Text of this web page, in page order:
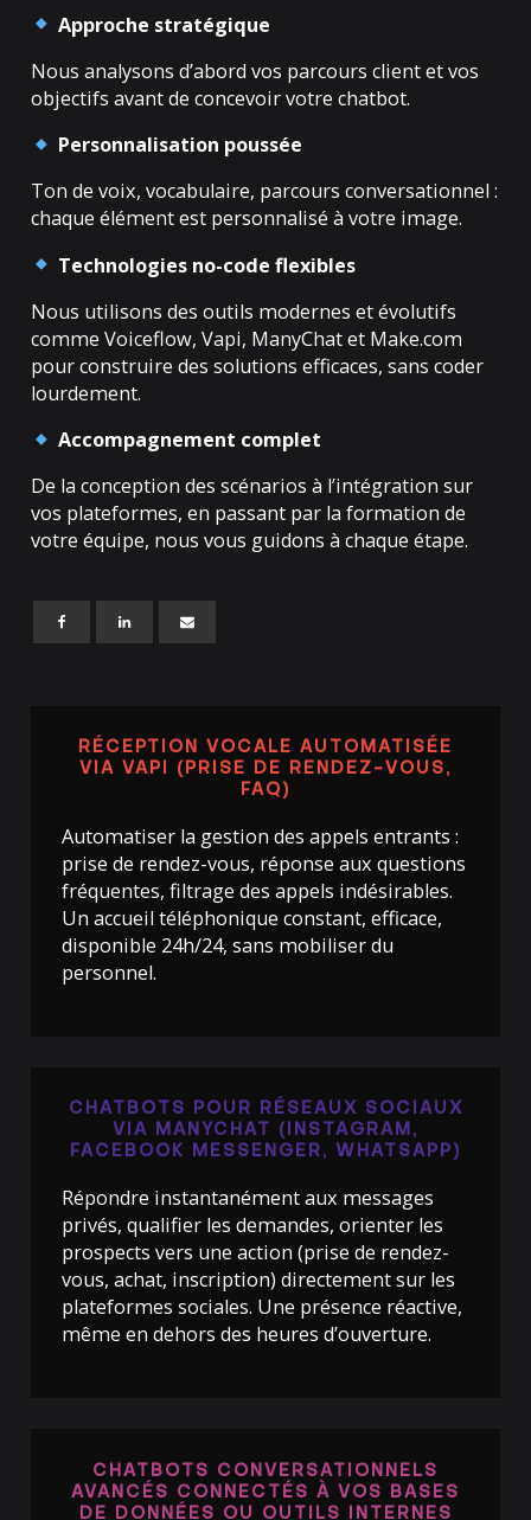
Approche stratégique
Nous analysons d’abord vos parcours client et vos
objectifs avant de concevoir votre chatbot.
Personnalisation poussée
Ton de voix, vocabulaire, parcours conversationnel :
chaque élément est personnalisé à votre image.
Technologies no-code flexibles
Nous utilisons des outils modernes et évolutifs
comme Voiceflow, Vapi, ManyChat et Make.com
pour construire des solutions efficaces, sans coder
lourdement.
Accompagnement complet
De la conception des scénarios à l’intégration sur
vos plateformes, en passant par la formation de
votre équipe, nous vous guidons à chaque étape.
RÉCEPTION VOCALE AUTOMATISÉE
VIA VAPI (PRISE DE RENDEZ-VOUS,
FAQ)
Automatiser la gestion des appels entrants :
prise de rendez-vous, réponse aux questions
fréquentes, filtrage des appels indésirables.
Un accueil téléphonique constant, efficace,
disponible 24h/24, sans mobiliser du
personnel.
CHATBOTS POUR RÉSEAUX SOCIAUX
VIA MANYCHAT (INSTAGRAM,
FACEBOOK MESSENGER, WHATSAPP)
Répondre instantanément aux messages
privés, qualifier les demandes, orienter les
prospects vers une action (prise de rendez-
vous, achat, inscription) directement sur les
plateformes sociales. Une présence réactive,
même en dehors des heures d’ouverture.
CHATBOTS CONVERSATIONNELS
AVANCÉS CONNECTÉS À VOS BASES
DE DONNÉES OU OUTILS INTERNES